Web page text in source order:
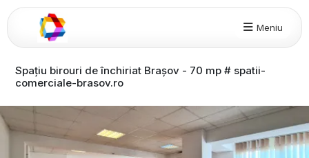
Meniu
Spațiu birouri de închiriat Brașov - 70 mp # spatii-
comerciale-brasov.ro